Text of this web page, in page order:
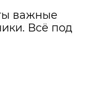
важные
Всё под